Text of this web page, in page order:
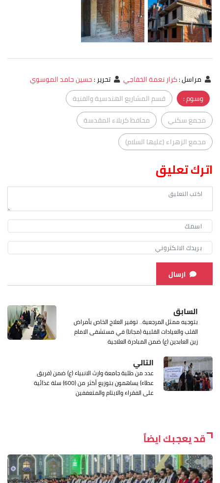
مراسل:كرار نعمة الخفاجي تحرير:حسين حامد الموسوي
وسوم :
قسم المشاريع الهندسية والفنية
مجمع سكني
محافظ كربلاء المقدسة
مجمع الزهراء (عليها السلام)
اترك تعليق
ارسال
السابق
بتوجيه ممثل المرجعية.. توفير العلاج الخاص بأمراض
القلب والعيادات القلبية (مجانا) في مستشفى الامام
زين العابدين (ع) ضمن المبادرة العلاجية
التالي
عدد من طلبة جامعة وارث الانبياء (ع) ضمن (فريق
عطاء) يساهمون بتوزيع أكثر من (600) سلة غذائية
على الفقراء والايتام والمتعففين
قد يعجبك ايضاً